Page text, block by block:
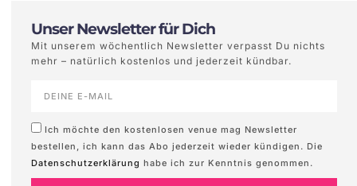
Unser Newsletter für Dich
Mit unserem wöchentlich Newsletter verpasst Du nichts
mehr – natürlich kostenlos und jederzeit kündbar.
Ich möchte den kostenlosen venue mag Newsletter
bestellen, ich kann das Abo jederzeit wieder kündigen. Die
Datenschutzerklärung habe ich zur Kenntnis genommen.